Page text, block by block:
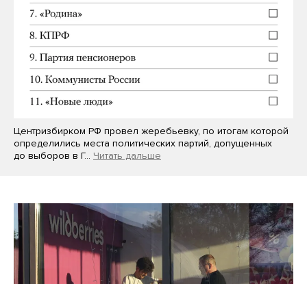
Центризбирком РФ провел жеребьевку, по итогам которой
определились места политических партий, допущенных
до выборов в Г… Читать дальше